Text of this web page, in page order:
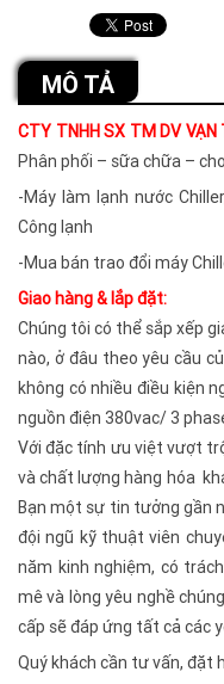
MÔ TẢ
CTY TNHH SX TM DV VẠN
Phân phối – sữa chữa –
-Máy làm lạnh nước
Công lạnh
-Mua bán trao đổi máy
Giao hàng & lắp đặt:
Chúng tôi có thể sắp xếp
nào, ở đâu theo yêu cầu
không có nhiều điều kiện
nguồn điện 380vac/ 3
Với đặc tính ưu việt vượt
và chất lượng hàng hóa
Bạn một sự tin tưởng gần
đội ngũ kỹ thuật viên
năm kinh nghiệm, có
mê và lòng yêu nghề
cấp sẽ đáp ứng tất cả các
Quý khách cần tư vấn, đặt